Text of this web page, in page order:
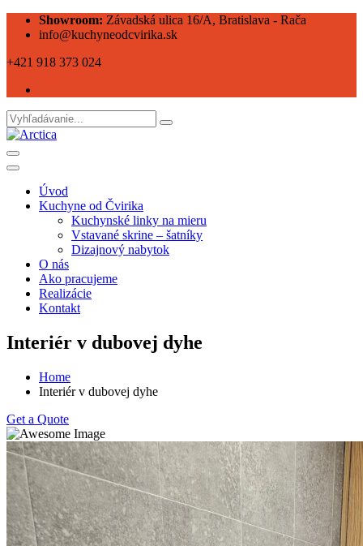
Showroom: Závadská ulica 16/A, Bratislava - Rača
info@kuchyneodcvirika.sk
+421 918 373 024
Úvod
Kuchyne od Čvirika
Kuchynské linky na mieru
Vstavané skrine – šatníky
Dizajnový nabytok
O nás
Ako pracujeme
Realizácie
Kontakt
Interiér v dubovej dyhe
Home
Interiér v dubovej dyhe
Get a Quote